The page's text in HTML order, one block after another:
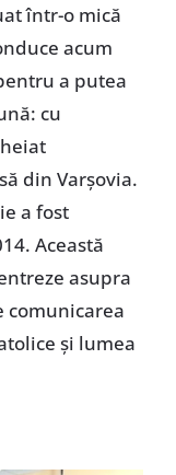
într-o mică
acum
a putea
cu
din Varşovia.
a fost
Această
asupra
comunicarea
şi lumea